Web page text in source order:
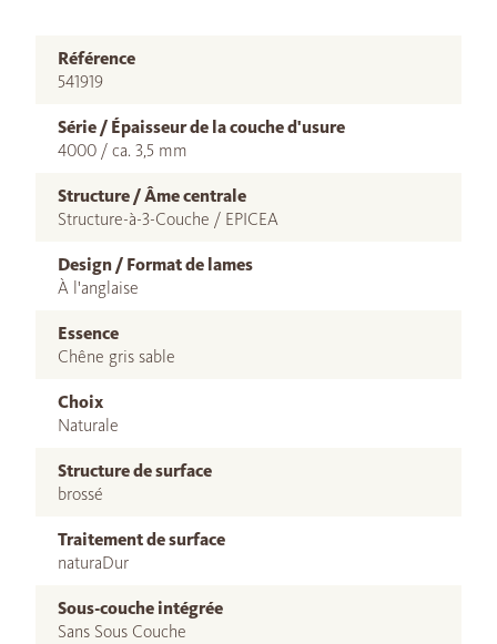
Référence
541919
Série / Épaisseur de la couche d'usure
4000 / ca. 3,5 mm
Structure / Âme centrale
Structure-à-3-Couche / EPICEA
Design / Format de lames
À l'anglaise
Essence
Chêne gris sable
Choix
Naturale
Structure de surface
brossé
Traitement de surface
naturaDur
Sous-couche intégrée
Sans Sous Couche